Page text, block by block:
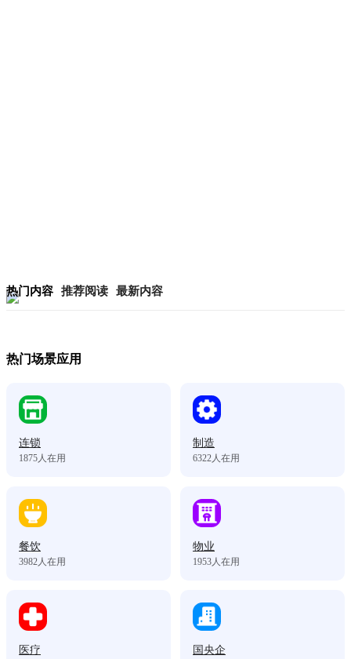
热门内容 推荐阅读 最新内容
热门场景应用
连锁
1875人在用
制造
6322人在用
餐饮
3982人在用
物业
1953人在用
医疗 国央企